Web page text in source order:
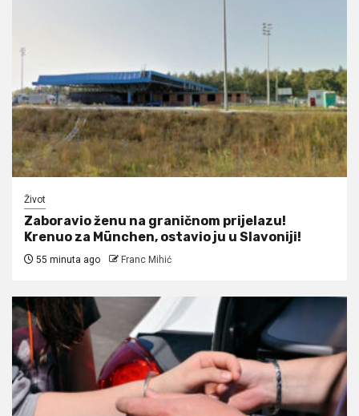
Život
Zaboravio ženu na graničnom prijelazu!
Krenuo za München, ostavio ju u Slavoniji!
55 minuta ago Franc Mihić